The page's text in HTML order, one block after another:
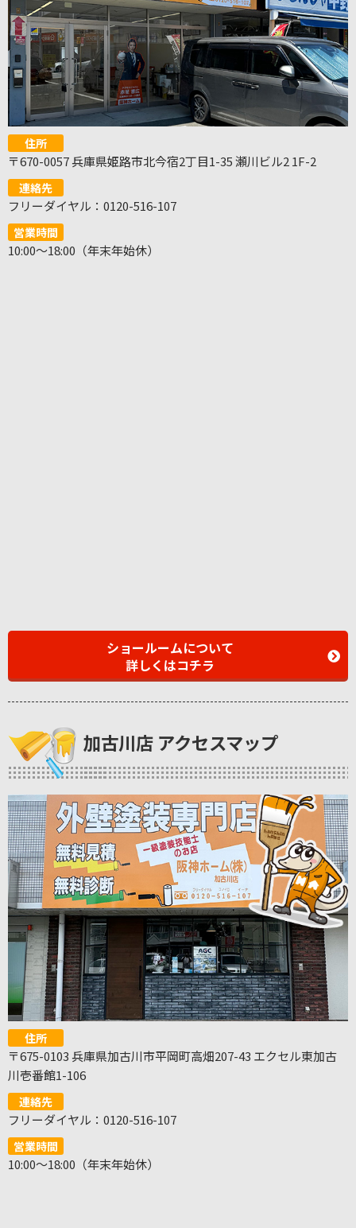
住所
〒670-0057 兵庫県姫路市北今宿2丁目1-35 瀬川ビル2 1F-2
連絡先
フリーダイヤル：0120-516-107
営業時間
10:00～18:00（年末年始休）
ショールームについて
詳しくはコチラ
加古川店 アクセスマップ
住所
〒675-0103 兵庫県加古川市平岡町高畑207-43 エクセル東加古
川壱番館1-106
連絡先
フリーダイヤル：0120-516-107
営業時間
10:00～18:00（年末年始休）